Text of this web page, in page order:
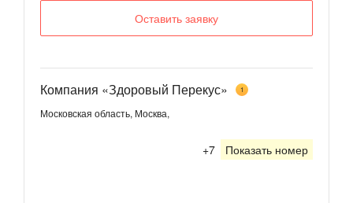
Оставить заявку
Компания «Здоровый Перекус» 1
Московская область, Москва,
+7 Показать номер